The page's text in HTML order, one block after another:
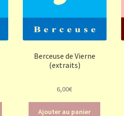
Berceuse de Vierne
(extraits)
6,00€
Ajouter au panier